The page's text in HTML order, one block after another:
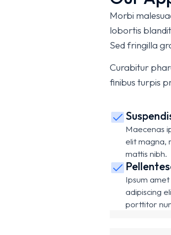
Morbi
lobortis
Sed fringilla
Curabitur
finibus turpis
Maecenas
elit magna,
mattis nibh.
Ipsum
adipiscing
porttitor